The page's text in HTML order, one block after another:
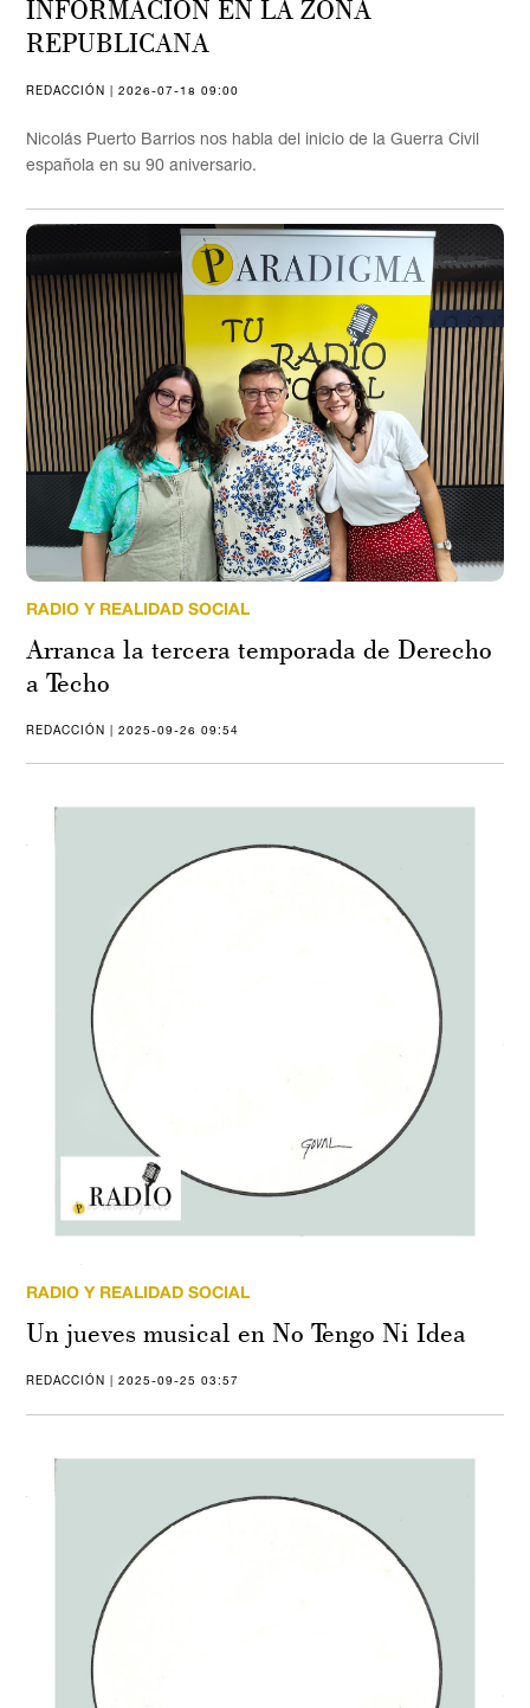
INFORMACIÓN EN LA ZONA
REPUBLICANA
REDACCIÓN | 2026-07-18 09:00
Nicolás Puerto Barrios nos habla del inicio de la Guerra Civil
española en su 90 aniversario.
RADIO Y REALIDAD SOCIAL
Arranca la tercera temporada de Derecho
a Techo
REDACCIÓN | 2025-09-26 09:54
RADIO Y REALIDAD SOCIAL
Un jueves musical en No Tengo Ni Idea
REDACCIÓN | 2025-09-25 03:57